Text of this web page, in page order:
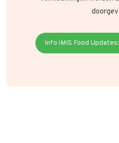
Info iMIS Food